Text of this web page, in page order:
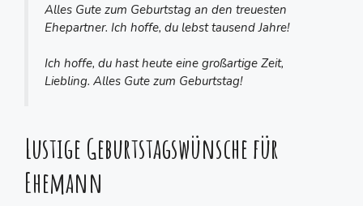
Alles Gute zum Geburtstag an den treuesten
Ehepartner. Ich hoffe, du lebst tausend Jahre!
Ich hoffe, du hast heute eine großartige Zeit,
Liebling. Alles Gute zum Geburtstag!
Lustige Geburtstagswünsche für
Ehemann